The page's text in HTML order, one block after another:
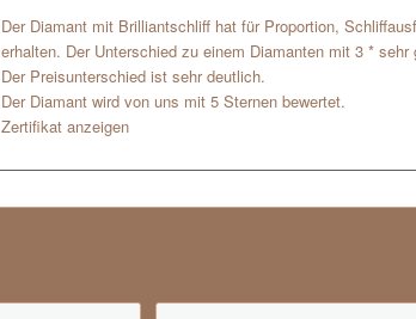
Der Diamant mit Brilliantschliff hat für Proportion,
erhalten. Der Unterschied zu einem Diamanten mit 3 *
Der Preisunterschied ist sehr deutlich.
Der Diamant wird von uns mit 5 Sternen bewertet.
Zertifikat anzeigen